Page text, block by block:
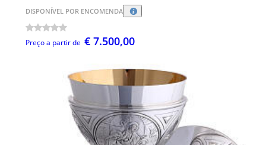
DISPONÍVEL POR ENCOMENDA
Preço a partir de € 7.500,00